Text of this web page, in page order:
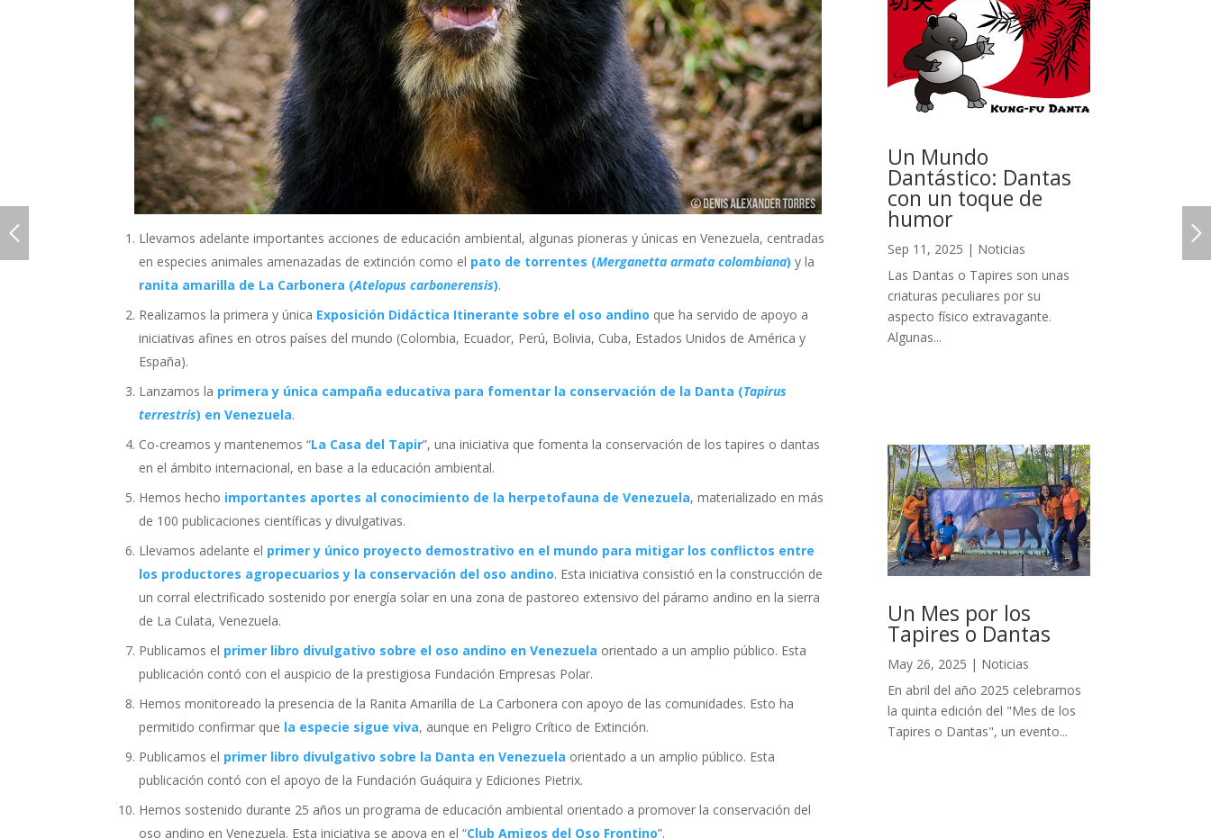
Llevamos adelante importantes acciones de educación ambiental, algunas pioneras y únicas en Venezuela, centradas
en especies animales amenazadas de extinción como el pato de torrentes (Merganetta armata colombiana) y la
ranita amarilla de La Carbonera (Atelopus carbonerensis).
Realizamos la primera y única Exposición Didáctica Itinerante sobre el oso andino que ha servido de apoyo a
iniciativas afines en otros países del mundo (Colombia, Ecuador, Perú, Bolivia, Cuba, Estados Unidos de América y
España).
Lanzamos la primera y única campaña educativa para fomentar la conservación de la Danta (Tapirus
terrestris) en Venezuela.
Co-creamos y mantenemos “La Casa del Tapir”, una iniciativa que fomenta la conservación de los tapires o dantas
en el ámbito internacional, en base a la educación ambiental.
Hemos hecho importantes aportes al conocimiento de la herpetofauna de Venezuela, materializado en más
de 100 publicaciones científicas y divulgativas.
Llevamos adelante el primer y único proyecto demostrativo en el mundo para mitigar los conflictos entre
los productores agropecuarios y la conservación del oso andino. Esta iniciativa consistió en la construcción de
un corral electrificado sostenido por energía solar en una zona de pastoreo extensivo del páramo andino en la sierra
de La Culata, Venezuela.
Publicamos el primer libro divulgativo sobre el oso andino en Venezuela orientado a un amplio público. Esta
publicación contó con el auspicio de la prestigiosa Fundación Empresas Polar.
Hemos monitoreado la presencia de la Ranita Amarilla de La Carbonera con apoyo de las comunidades. Esto ha
permitido confirmar que la especie sigue viva, aunque en Peligro Crítico de Extinción.
Publicamos el primer libro divulgativo sobre la Danta en Venezuela orientado a un amplio público. Esta
publicación contó con el apoyo de la Fundación Guáquira y Ediciones Pietrix.
Hemos sostenido durante 25 años un programa de educación ambiental orientado a promover la conservación del
oso andino en Venezuela. Esta iniciativa se apoya en el “Club Amigos del Oso Frontino”.
Un Mundo
Dantástico: Dantas
con un toque de
humor
Sep 11, 2025 | Noticias
Las Dantas o Tapires son unas
criaturas peculiares por su
aspecto físico extravagante.
Algunas...
Un Mes por los
Tapires o Dantas
May 26, 2025 | Noticias
En abril del año 2025 celebramos
la quinta edición del "Mes de los
Tapires o Dantas", un evento...